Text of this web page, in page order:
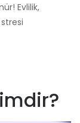
Evlilik,